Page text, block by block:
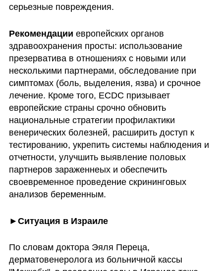
серьезные повреждения.
Рекомендации европейских органов
здравоохранения просты: использование
презерватива в отношениях с новыми или
несколькими партнерами, обследование при
симптомах (боль, выделения, язва) и срочное
лечение. Кроме того, ECDC призывает
европейские страны срочно обновить
национальные стратегии профилактики
венерических болезней, расширить доступ к
тестированию, укрепить системы наблюдения и
отчетности, улучшить выявление половых
партнеров зараженнеых и обеспечить
своевременное проведение скрининговых
анализов беременным.
►Ситуация в Израиле
По словам доктора Эяля Переца,
дерматовенеролога из больничной кассы